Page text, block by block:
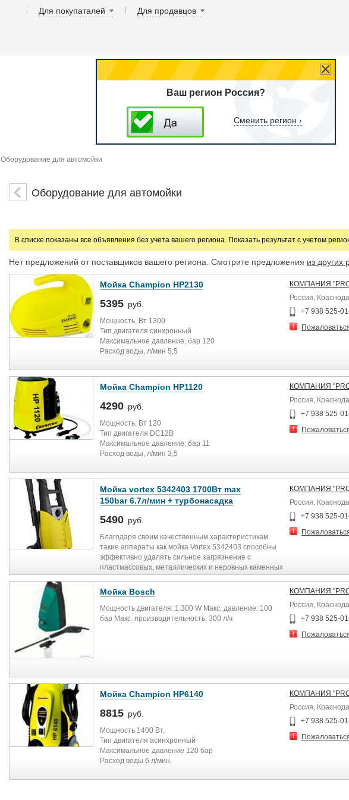
Для покупаталей Для продавцов
Ваш регион Россия?
Сменить регион ›
Оборудование для автомойки
Оборудование для автомойки
В списке показаны все объявления без учета вашего региона. Показать результат с учетом
Нет предложений от поставщиков вашего региона. Смотрите предложения из других
Мойка Champion HP2130
5395 руб.
Мощность, Вт 1300
Тип двигателя синхронный
Максимальное давление, бар 120
Расход воды, л/мин 5,5
Длина шланга, м 5
КОМПАНИЯ
Россия,
+7 938 525-
Мойка Champion HP1120
4290 руб.
Мощность, Вт 120
Тип двигателя DC12В
Максимальное давление, бар 11
Расход воды, л/мин 3,5
Длина шланга, м 7
КОМПАНИЯ
Россия,
+7 938 525-
Мойка vortex 5342403 1700Вт max
150bar 6.7л/мин + турбонасадка
5490 руб.
Благодаря своим качественным характеристикам
такие аппараты как мойка Vortex 5342403 способны
эффективно удалять сильное загрязнение с
пластмассовых, металлических и неровных каменных
поверхностей. В комплект поставки входит
турбонасадка и бачок пенообразователя.
КОМПАНИЯ
Россия,
+7 938 525-
Мойка Bosch
Мощность двигателя: 1.300 W Макс. давление: 100
бар Макс. производительность: 300 л/ч
КОМПАНИЯ
Россия,
+7 938 525-
Мойка Champion HP6140
8815 руб.
Мощность 1400 Вт.
Тип двигателя асинхронный
Максимальное давление 120 бар
Расход воды 6 л/мин.
Длина шланга 5 м.
КОМПАНИЯ
Россия,
+7 938 525-